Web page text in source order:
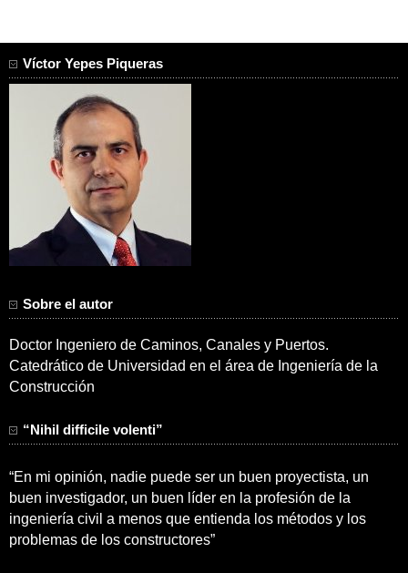
Víctor Yepes Piqueras
Sobre el autor
Doctor Ingeniero de Caminos, Canales y Puertos.
Catedrático de Universidad en el área de Ingeniería de la
Construcción
“Nihil difficile volenti”
“En mi opinión, nadie puede ser un buen proyectista, un
buen investigador, un buen líder en la profesión de la
ingeniería civil a menos que entienda los métodos y los
problemas de los constructores”